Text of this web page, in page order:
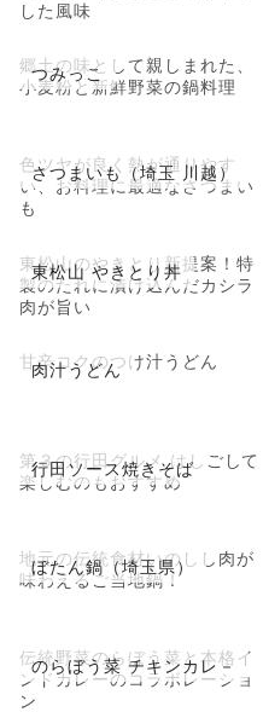
した風味
つみっこ
郷土の味として親しまれた、
小麦粉と新鮮野菜の鍋料理
さつまいも（埼玉 川越）
色ツヤが良く熱が通りやす
い、お料理に最適なさつまい
も
東松山 やきとり丼
東松山のやきとり新提案！特
製のたれに漬け込んだカシラ
肉が旨い
肉汁うどん
甘辛コクのつけ汁うどん
行田ソース焼きそば
第３の行田グルメ はしごして
楽しむのもおすすめ
ぼたん鍋（埼玉県）
地元の伝統食材いのしし肉が
味わえるご当地鍋！
のらぼう菜 チキンカレ－
伝統野菜のらぼう菜と本格イ
ンドカレーのコラボレーショ
ン